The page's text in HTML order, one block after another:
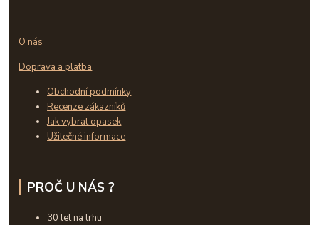
O nás
Doprava a platba
Obchodní podmínky
Recenze zákazníků
Jak vybrat opasek
Užitečné informace
PROČ U NÁS ?
30 let na trhu